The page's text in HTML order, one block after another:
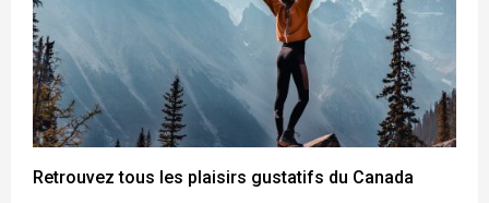
Retrouvez tous les plaisirs gustatifs du Canada